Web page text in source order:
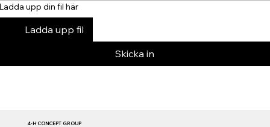
upp din fil här
Ladda upp fil
Skicka in
4-H CONCEPT GROUP